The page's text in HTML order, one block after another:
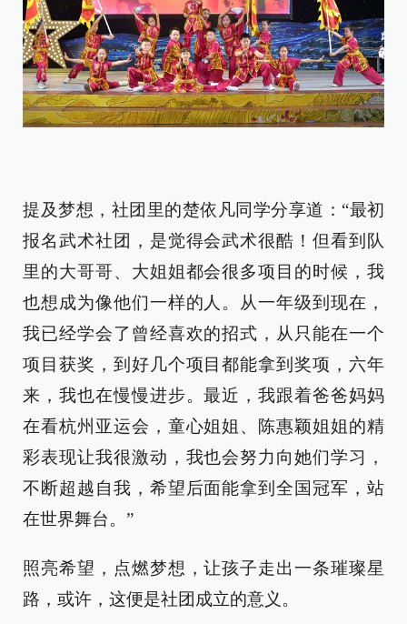
提及梦想，社团里的楚依凡同学分享道：“最初
报名武术社团，是觉得会武术很酷！但看到队
里的大哥哥、大姐姐都会很多项目的时候，我
也想成为像他们一样的人。从一年级到现在，
我已经学会了曾经喜欢的招式，从只能在一个
项目获奖，到好几个项目都能拿到奖项，六年
来，我也在慢慢进步。最近，我跟着爸爸妈妈
在看杭州亚运会，童心姐姐、陈惠颖姐姐的精
彩表现让我很激动，我也会努力向她们学习，
不断超越自我，希望后面能拿到全国冠军，站
在世界舞台。”
照亮希望，点燃梦想，让孩子走出一条璀璨星
路，或许，这便是社团成立的意义。